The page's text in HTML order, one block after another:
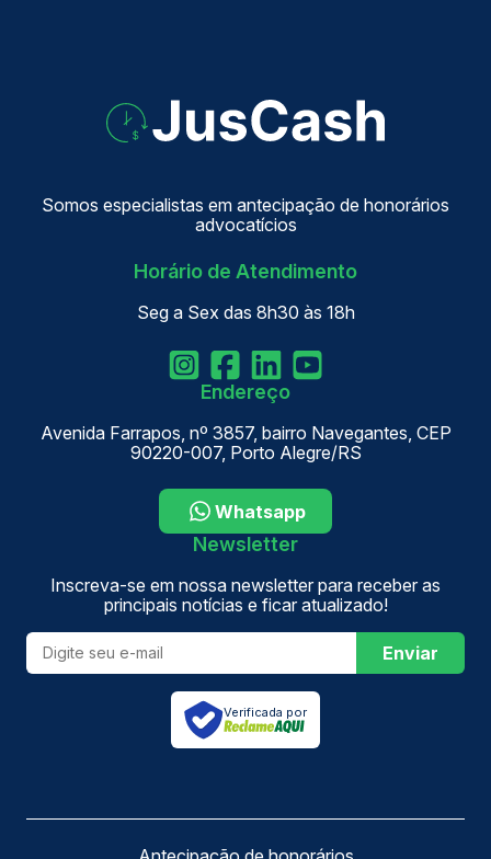
Somos especialistas em antecipação de honorários
advocatícios
Horário de Atendimento
Seg a Sex das 8h30 às 18h
Endereço
Avenida Farrapos, nº 3857, bairro Navegantes, CEP
90220-007, Porto Alegre/RS
Whatsapp
Newsletter
Inscreva-se em nossa newsletter para receber as
principais notícias e ficar atualizado!
Enviar
Verificada por